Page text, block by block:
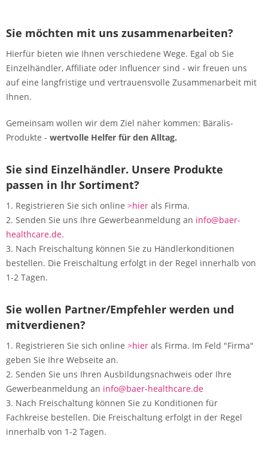
Sie möchten mit uns zusammenarbeiten?
Hierfür bieten wie Ihnen verschiedene Wege. Egal ob Sie
Einzelhändler, Affiliate oder Influencer sind - wir freuen uns
auf eine langfristige und vertrauensvolle Zusammenarbeit mit
Ihnen.
Gemeinsam wollen wir dem Ziel näher kommen: Bäralis-
Produkte - wertvolle Helfer für den Alltag.
Sie sind Einzelhändler. Unsere Produkte
passen in Ihr Sortiment?
1. Registrieren Sie sich online >hier als Firma.
2. Senden Sie uns Ihre Gewerbeanmeldung an info@baer-
healthcare.de.
3. Nach Freischaltung können Sie zu Händlerkonditionen
bestellen. Die Freischaltung erfolgt in der Regel innerhalb von
1-2 Tagen.
Sie wollen Partner/Empfehler werden und
mitverdienen?
1. Registrieren Sie sich online >hier als Firma. Im Feld "Firma"
geben Sie Ihre Webseite an.
2. Senden Sie uns Ihren Ausbildungsnachweis oder Ihre
Gewerbeanmeldung an info@baer-healthcare.de
3. Nach Freischaltung können Sie zu Konditionen für
Fachkreise bestellen. Die Freischaltung erfolgt in der Regel
innerhalb von 1-2 Tagen.